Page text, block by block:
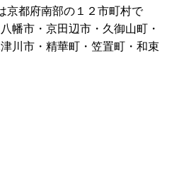
京都府南部の１２市町村で
幡市・京田辺市・久御山町・
川市・精華町・笠置町・和束